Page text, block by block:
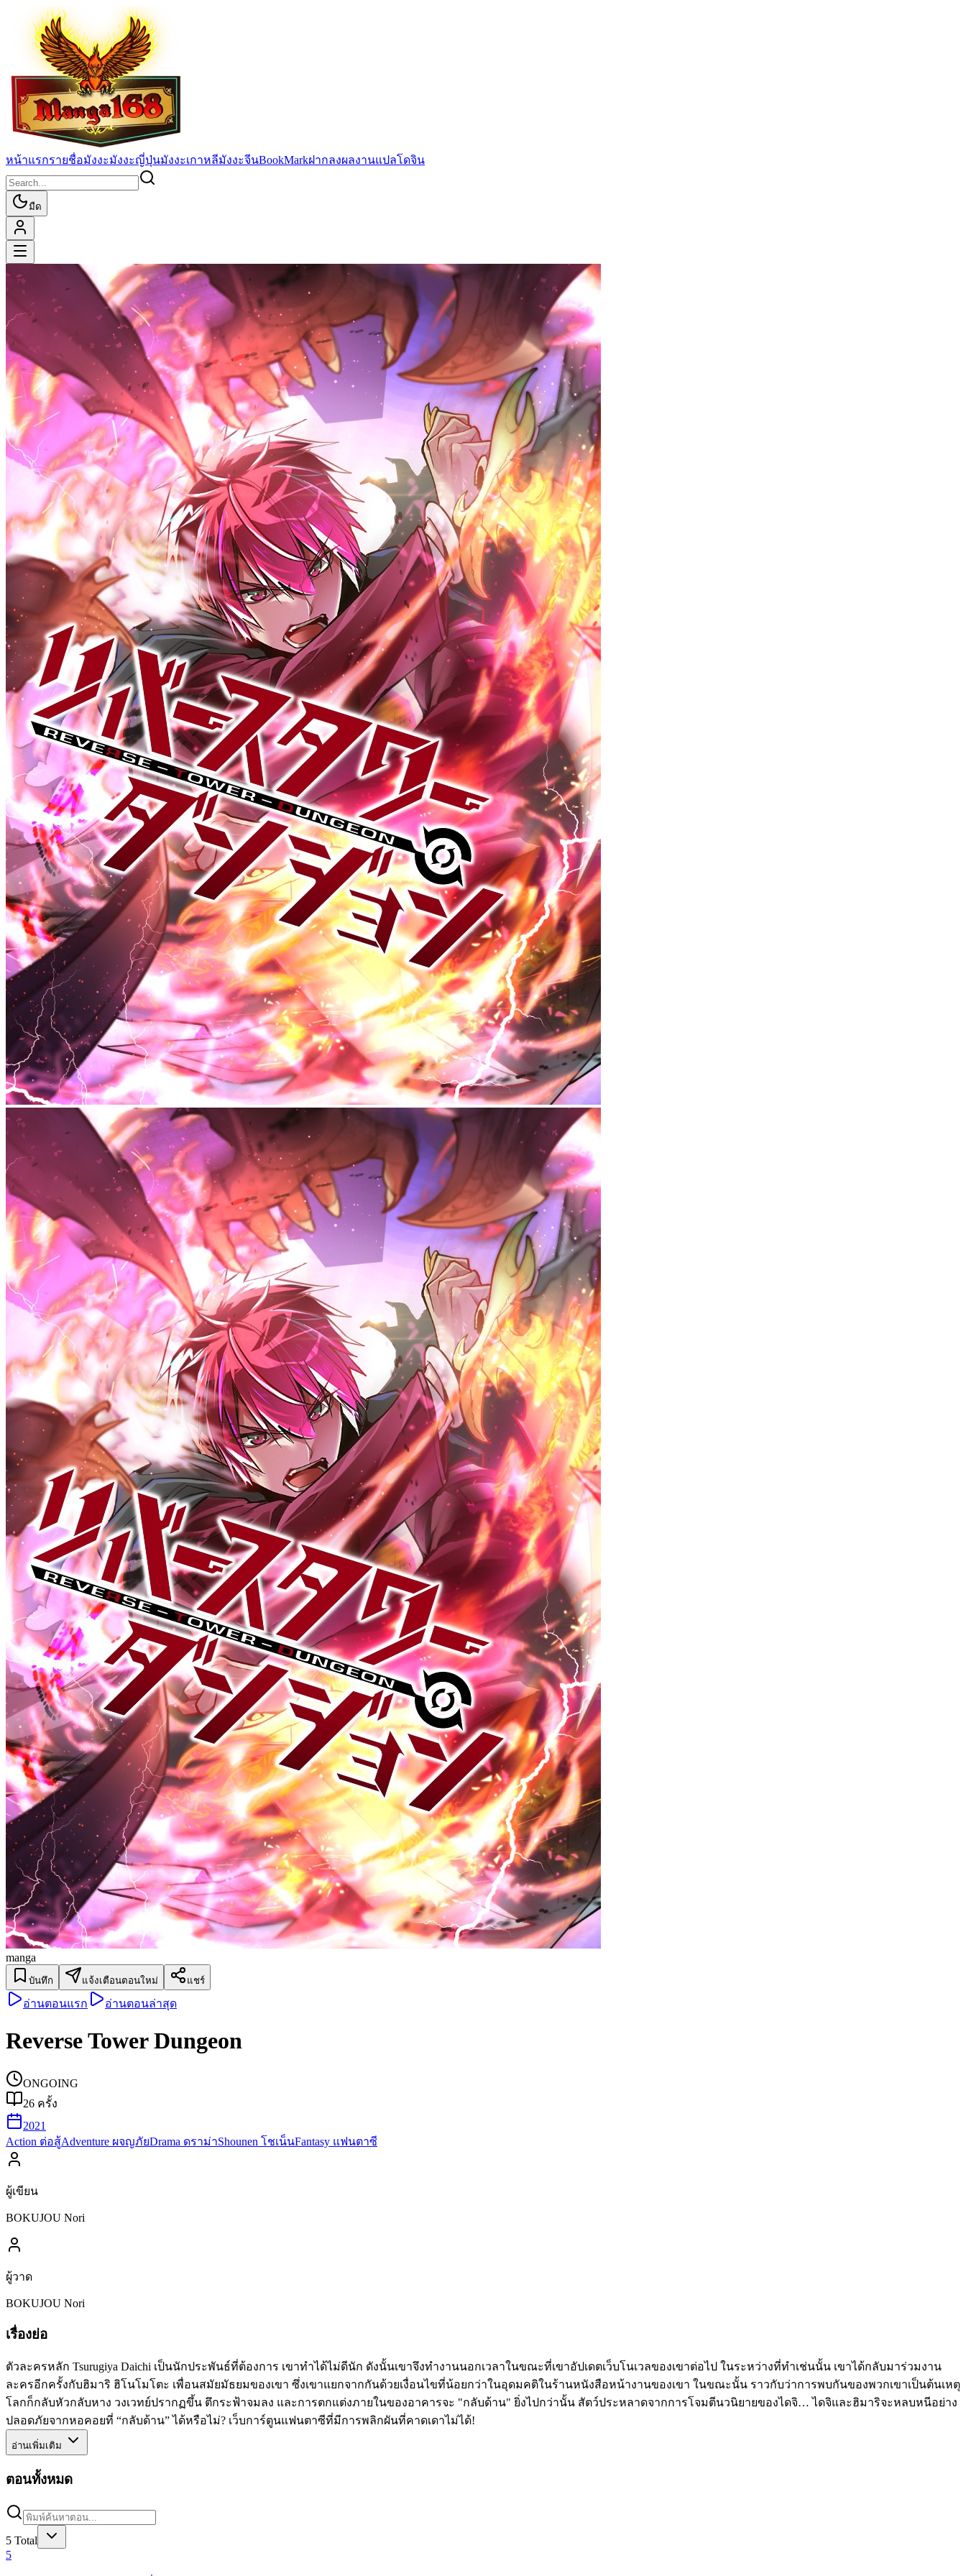
หน้าแรกรายชื่อมังงะมังงะญี่ปุ่นมังงะเกาหลีมังงะจีนBookMarkฝากลงผลงานแปลโดจิน
มืด
manga
บันทึก แจ้งเตือนตอนใหม่ แชร์
อ่านตอนแรก อ่านตอนล่าสุด
Reverse Tower Dungeon
ONGOING
26 ครั้ง
2021
Action ต่อสู้Adventure ผจญภัยDrama ดราม่าShounen โชเน็นFantasy แฟนตาซี
ผู้เขียน
BOKUJOU Nori
ผู้วาด
BOKUJOU Nori
เรื่องย่อ
ตัวละครหลัก Tsurugiya Daichi เป็นนักประพันธ์ที่ต้องการ เขาทำได้ไม่ดีนัก ดังนั้นเขาจึงทำงานนอกเวลาในขณะที่เขาอัปเดตเว็บโนเวลของเขาต่อไป ในระหว่างที่ทำเช่นนั้น เขาได้กลับมาร่วมงาน
ละครอีกครั้งกับฮิมาริ ฮิโนโมโตะ เพื่อนสมัยมัธยมของเขา ซึ่งเขาแยกจากกันด้วยเงื่อนไขที่น้อยกว่าในอุดมคติในร้านหนังสือหน้างานของเขา ในขณะนั้น ราวกับว่าการพบกันของพวกเขาเป็นต้นเหตุ
โลกก็กลับหัวกลับหาง วงเวทย์ปรากฏขึ้น ตึกระฟ้าจมลง และการตกแต่งภายในของอาคารจะ "กลับด้าน" ยิ่งไปกว่านั้น สัตว์ประหลาดจากการโจมตีนวนิยายของไดจิ… ไดจิและฮิมาริจะหลบหนีอย่าง
ปลอดภัยจากหอคอยที่ “กลับด้าน” ได้หรือไม่? เว็บการ์ตูนแฟนตาซีที่มีการพลิกผันที่คาดเดาไม่ได้!
อ่านเพิ่มเติม
ตอนทั้งหมด
5 Total
5